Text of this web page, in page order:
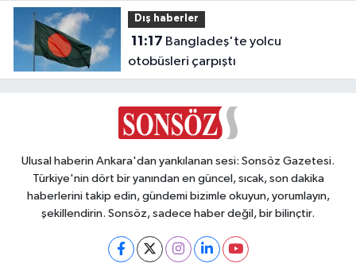
Dış haberler
11:17
otobüsleri çarpıştı
Ulusal haberin Ankara'dan yankılanan sesi: Sonsöz Gazetesi.
Türkiye'nin dört bir yanından en güncel, sıcak, son dakika
haberlerini takip edin, gündemi bizimle okuyun, yorumlayın,
şekillendirin. Sonsöz, sadece haber değil, bir bilinçtir.